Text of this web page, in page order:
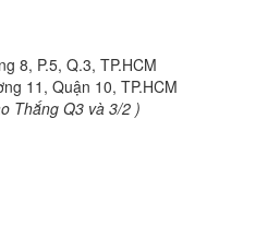
8, P.5, Q.3, TP.HCM
11, Quận 10, TP.HCM
Thắng Q3 và 3/2 )